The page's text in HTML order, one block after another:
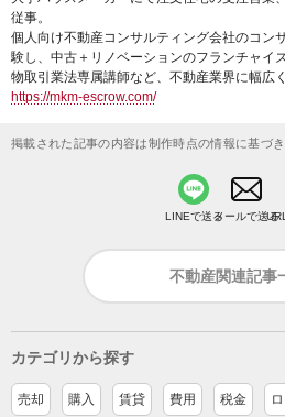
従事。
個人向け不動産コンサルティング会社のコン
験し、中古＋リノベーションのフランチャイ
物取引業法専属講師など、不動産業界に幅広く
https://mkm-escrow.com/
掲載された記事の内容は制作時点の情報に基づき
LINEで送るメールで送る
不動産関連記事
カテゴリから探す
売却 購入 賃貸 費用 税金